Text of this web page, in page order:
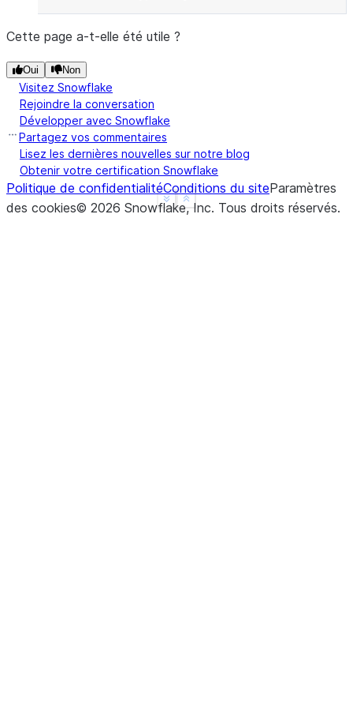
Show less
See more
Cette page a-t-elle été utile ?
Oui Non
Visitez Snowflake
Rejoindre la conversation
Développer avec Snowflake
Partagez vos commentaires
Lisez les dernières nouvelles sur notre blog
Obtenir votre certification Snowflake
Politique de confidentialitéConditions du siteParamètres
des cookies© 2026 Snowflake, Inc. Tous droits réservés.